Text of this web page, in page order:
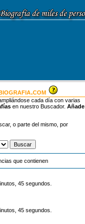
cada día con varias
en nuestro Buscador. Añade
o parte del mismo, por
que contienen
45 segundos.
45 segundos.